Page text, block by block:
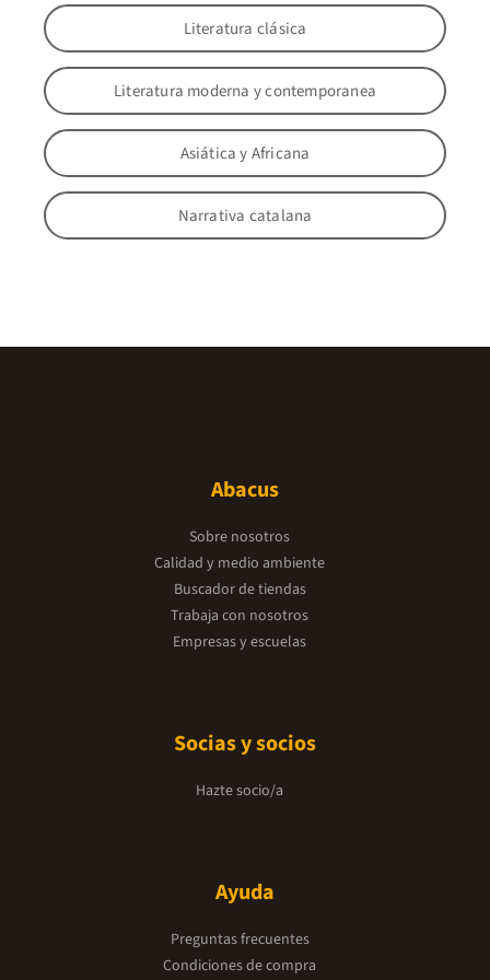
Literatura clásica
Literatura moderna y contemporanea
Asiática y Africana
Narrativa catalana
Abacus
Sobre nosotros
Calidad y medio ambiente
Buscador de tiendas
Trabaja con nosotros
Empresas y escuelas
Socias y socios
Hazte socio/a
Ayuda
Preguntas frecuentes
Condiciones de compra